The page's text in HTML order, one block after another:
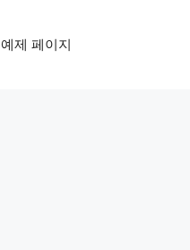
예제 페이지